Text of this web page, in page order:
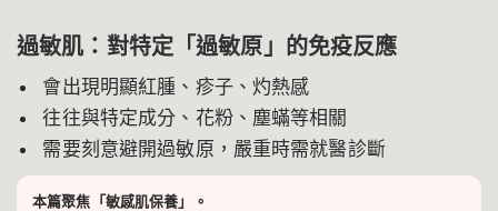
過敏肌：對特定「過敏原」的免疫反應
會出現明顯紅腫、疹子、灼熱感
往往與特定成分、花粉、塵蟎等相關
需要刻意避開過敏原，嚴重時需就醫診斷
本篇聚焦「敏感肌保養」。